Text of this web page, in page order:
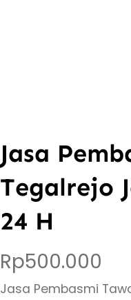
Jasa
Tegalrejo
24 H
Rp500.000
Jasa Pembasmi